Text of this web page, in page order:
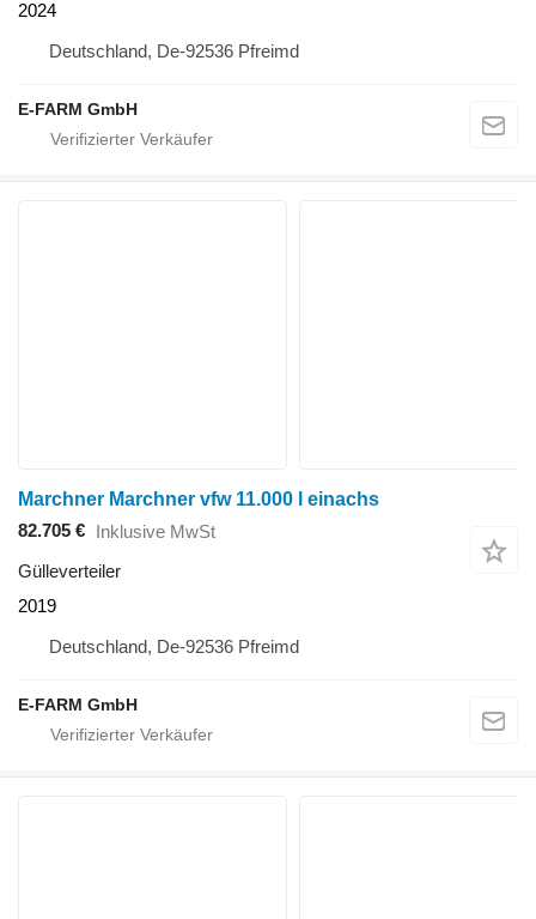
2024
Deutschland, De-92536 Pfreimd
E-FARM GmbH
Marchner Marchner vfw 11.000 l einachs
82.705 € Inklusive MwSt
Gülleverteiler
2019
Deutschland, De-92536 Pfreimd
E-FARM GmbH